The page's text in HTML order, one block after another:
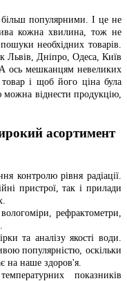
більш популярними. І це не
кожна хвилина, тож не
необхідних товарів.
Львів, Дніпро, Одеса, Київ
ось мешканцям невеликих
і щоб його ціна була
можна віднести продукцію,
асортимент
контролю рівня радіації.
пристрої, так і прилади
рефрактометри,
та аналізу якості води.
популярністю, оскільки
на наше здоров'я.
показників